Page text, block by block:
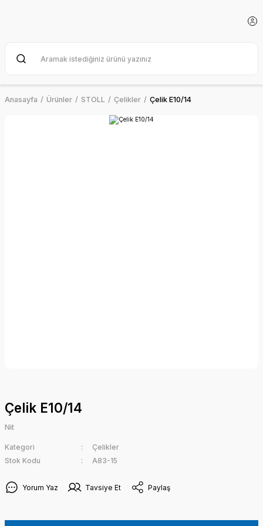
Anasayfa Ürünler STOLL Çelikler Çelik E10/14
Çelik E10/14
Nit
Kategori
Çelikler
Stok Kodu
A83-15
Yorum Yaz Tavsiye Et Paylaş